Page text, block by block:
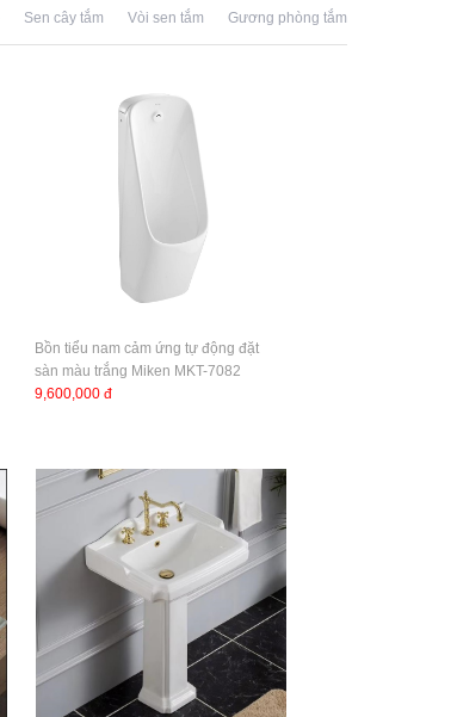
Sen cây tắm Vòi sen tắm Gương phòng tắm
Bồn tiểu nam cảm ứng tự động đặt
sàn màu trắng Miken MKT-7082
9,600,000 đ